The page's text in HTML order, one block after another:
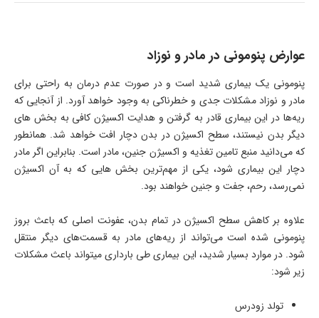
عوارض پنومونی در مادر و نوزاد
پنومونی یک بیماری شدید است و در صورت عدم درمان به راحتی برای
مادر و نوزاد مشکلات جدی و خطرناکی به وجود خواهد آورد. از آنجایی که
ریه‌ها در این بیماری قادر به گرفتن و هدایت اکسیژن کافی به بخش های
دیگر بدن نیستند، سطح اکسیژن در بدن دچار افت خواهد شد. همانطور
که می‌دانید منبع تامین تغذیه و اکسیژن جنین، مادر است. بنابراین اگر مادر
دچار این بیماری شود، یکی از مهم‌ترین بخش هایی که به آن اکسیژن
نمی‌رسد، رحم، جفت و جنین خواهند بود.
علاوه بر کاهش سطح اکسیژن در تمام بدن، عفونت اصلی که باعث بروز
پنومونی شده است می‌تواند از ریه‌های مادر به قسمت‌های دیگر منتقل
شود. در موارد بسیار شدید، این بیماری طی بارداری میتواند باعث مشکلات
زیر شود:
تولد زودرس